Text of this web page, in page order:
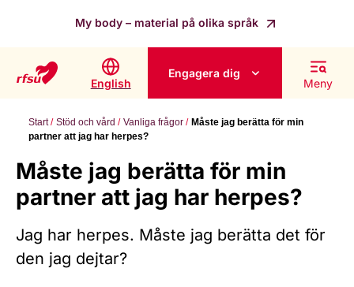
My body – material på olika språk
English
Engagera dig
Meny
Start Stöd och vård Vanliga frågor
Måste jag berätta för min
partner att jag har herpes?
Måste jag berätta för min
partner att jag har herpes?
Jag har herpes. Måste jag berätta det för
den jag dejtar?